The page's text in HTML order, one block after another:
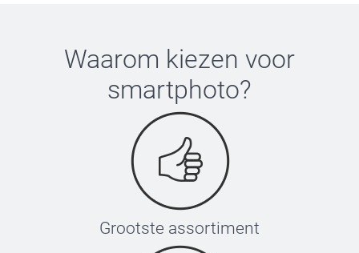
Waarom kiezen voor
smartphoto?
Grootste assortiment